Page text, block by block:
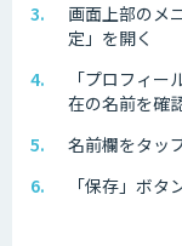
画面上部のメ
定」を開く
「プロフィ
在の名前を確
名前欄をタッ
「保存」ボ